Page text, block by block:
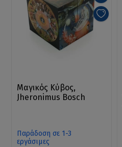
Μαγικός Κύβος,
Jheronimus Bosch
Παράδοση σε 1-3
εργάσιμες